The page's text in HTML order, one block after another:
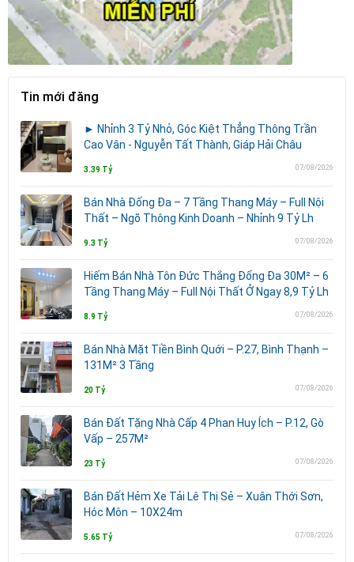
Tin mới đăng
► Nhỉnh 3 Tỷ Nhỏ, Góc Kiệt Thẳng Thông Trần
Cao Vân - Nguyễn Tất Thành, Giáp Hải Châu
3.39 Tỷ 07/08/2026
Bán Nhà Đống Đa – 7 Tầng Thang Máy – Full Nội
Thất – Ngõ Thông Kinh Doanh – Nhỉnh 9 Tỷ Lh
9.3 Tỷ 07/08/2026
Hiếm Bán Nhà Tôn Đức Thắng Đống Đa 30M² – 6
Tầng Thang Máy – Full Nội Thất Ở Ngay 8,9 Tỷ Lh
8.9 Tỷ 07/08/2026
Bán Nhà Mặt Tiền Bình Quới – P.27, Bình Thạnh –
131M² 3 Tầng
20 Tỷ 07/08/2026
Bán Đất Tặng Nhà Cấp 4 Phan Huy Ích – P.12, Gò
Vấp – 257M²
23 Tỷ 07/08/2026
Bán Đất Hẻm Xe Tải Lê Thị Sẻ – Xuân Thới Sơn,
Hóc Môn – 10X24m
5.65 Tỷ 07/08/2026